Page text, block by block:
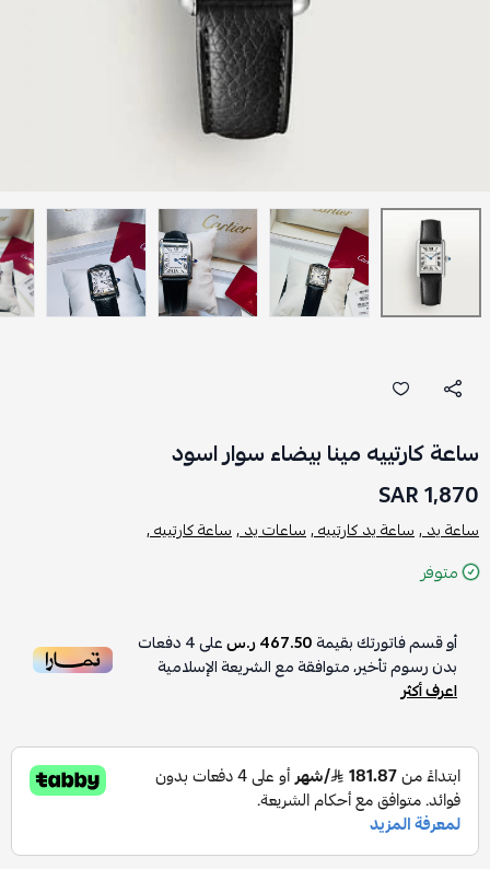
ساعة كارتييه مينا بيضاء سوار اسود
1,870 SAR
ساعة يد ,ساعة يد كارتييه ,ساعات يد ,ساعة كارتييه ,
متوفر
أو قسم فاتورتك بقيمة467.50 ر.س على4دفعات
بدون رسوم تأخير، متوافقة مع الشريعة الإسلامية
اعرف أكثر